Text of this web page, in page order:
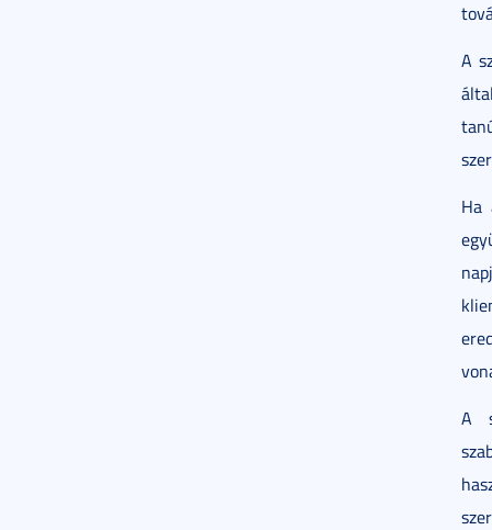
A
Ha
A